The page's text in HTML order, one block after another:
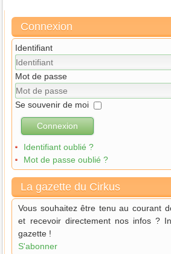
Connexion
Identifiant
Mot de passe
Se souvenir de moi
Connexion
Identifiant oublié ?
Mot de passe oublié ?
La gazette du Cirkus
Vous souhaitez être tenu au courant
et recevoir directement nos infos ?
gazette !
S'abonner